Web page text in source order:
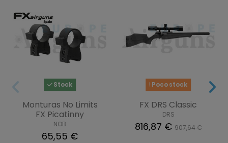
Stock
Monturas No Limits
FX Picatinny
NOB
65,55 €
Poco stock
FX DRS Classic
DRS
816,87 € 907,64 €